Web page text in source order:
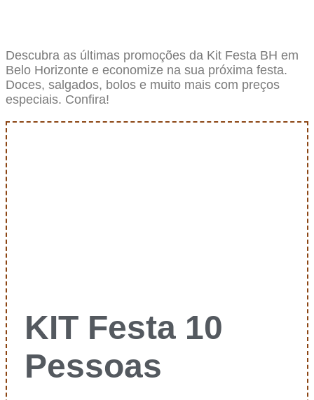
Descubra as últimas promoções da Kit Festa BH em
Belo Horizonte e economize na sua próxima festa.
Doces, salgados, bolos e muito mais com preços
especiais. Confira!
KIT Festa 10
Pessoas